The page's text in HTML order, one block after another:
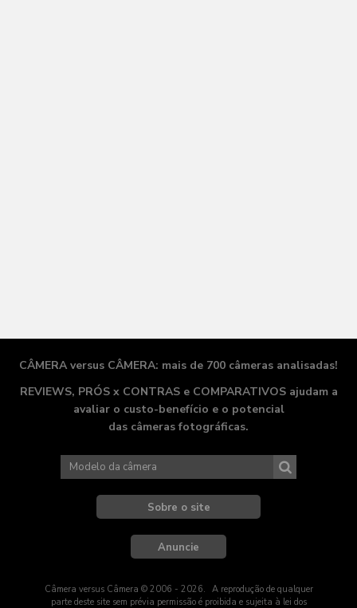
CÂMERA versus CÂMERA: mais de 700 câmeras analisadas!
REVIEWS, PRÓS x CONTRAS e COMPARATIVOS ajudam a
avaliar o custo-benefício e o potencial
das câmeras fotográficas.
Sobre o site
Anuncie
Câmera versus Câmera © 2006 - 2026. Areprodução de qualquer
parte deste site sem prévia permissão é proibida e sujeita à lei dos